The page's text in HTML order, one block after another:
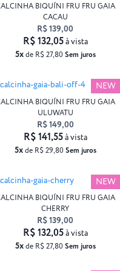
BIQUÍNI FRU FRU GAIA
CACAU
R$ 139,00
5xde R$ 27,80 Sem juros
R$ 132,05à vista
NEW
BIQUÍNI FRU FRU GAIA
ULUWATU
R$ 149,00
5xde R$ 29,80 Sem juros
R$ 141,55à vista
NEW
BIQUÍNI FRU FRU GAIA
CHERRY
R$ 139,00
5xde R$ 27,80 Sem juros
R$ 132,05à vista